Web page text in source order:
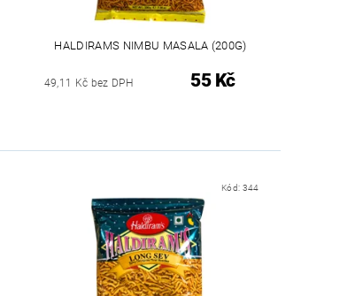
HALDIRAMS NIMBU MASALA (200G)
49,11 Kč bez DPH 55 Kč
Kód: 344